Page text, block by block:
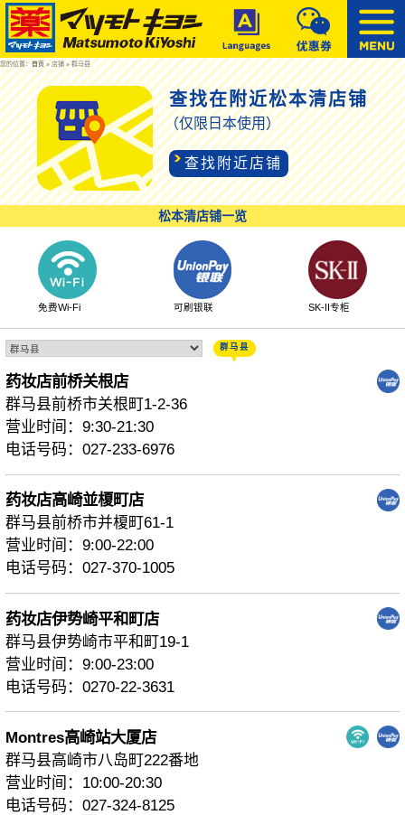
您的位置：首页» 店铺 » 群马县
查找在附近松本清店铺
（仅限日本使用）
查找附近店铺
松本清店铺一览
免费Wi-Fi 可刷银联 SK-II专柜
群马县
药妆店前桥关根店
群马县前桥市关根町1-2-36
营业时间：9:30-21:30
电话号码：027-233-6976
药妆店高崎並榎町店
群马县前桥市并榎町61-1
营业时间：9:00-22:00
电话号码：027-370-1005
药妆店伊势崎平和町店
群马县伊势崎市平和町19-1
营业时间：9:00-23:00
电话号码：0270-22-3631
Montres高崎站大厦店
群马县高崎市八岛町222番地
营业时间：10:00-20:30
电话号码：027-324-8125